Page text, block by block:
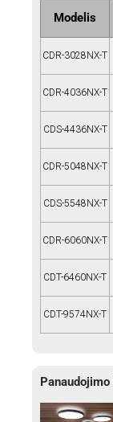
Modelis
CDR-3028NX-T
CDR-4036NX-T
CDS-4436NX-T
CDR-5048NX-T
CDS-5548NX-T
CDR-6060NX-T
CDT-6460NX-T
CDT-9574NX-T
Panaudojimo